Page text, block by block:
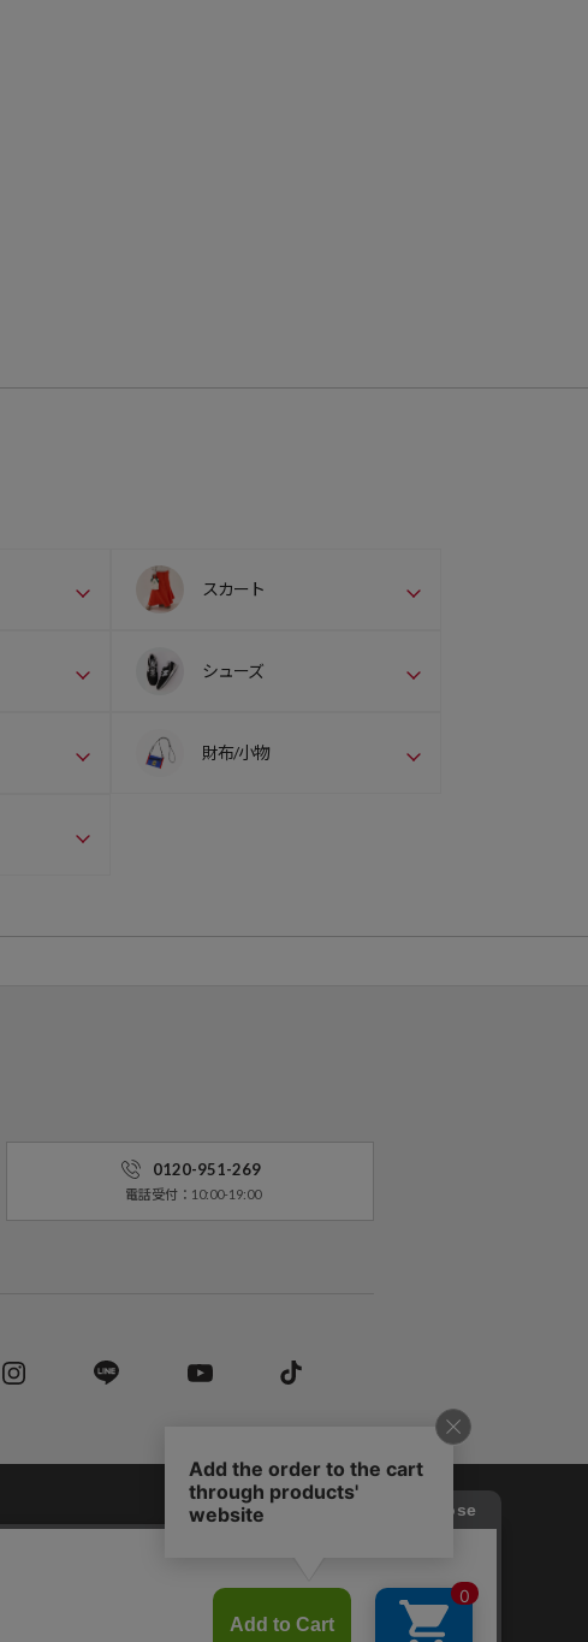
スカート
シューズ
財布/小物
0120-951-269
電話受付：10:00-19:00